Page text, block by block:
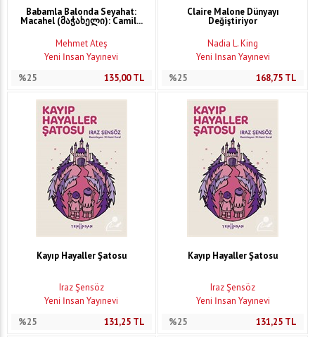
Babamla Balonda Seyahat:
Macahel (მაჭახელი): Camil...
Mehmet Ateş
Yeni İnsan Yayınevi
%25
135,00TL
Claire Malone Dünyayı
Değiştiriyor
Nadia L. King
Yeni İnsan Yayınevi
%25
168,75 TL
Kayıp Hayaller Şatosu
Iraz Şensöz
Yeni İnsan Yayınevi
%25
131,25TL
Kayıp Hayaller Şatosu
Iraz Şensöz
Yeni İnsan Yayınevi
%25
131,25 TL